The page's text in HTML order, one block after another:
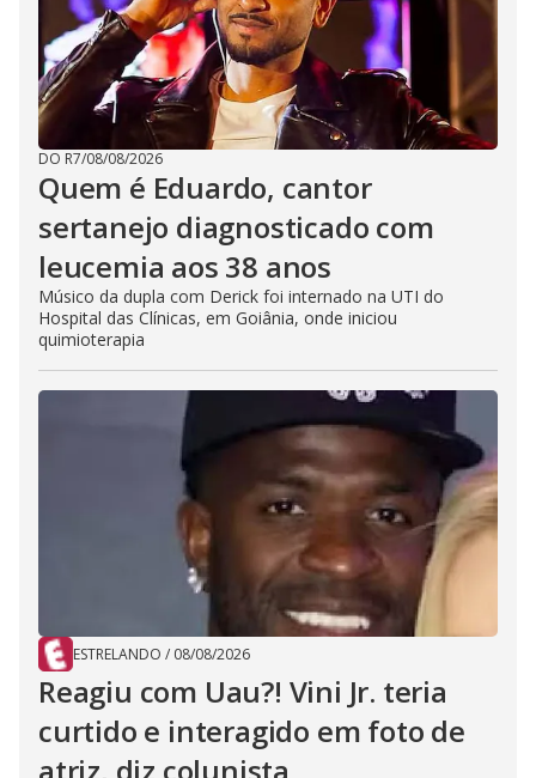
DO R7/08/08/2026
Quem é Eduardo, cantor
sertanejo diagnosticado com
leucemia aos 38 anos
Músico da dupla com Derick foi internado na UTI do
Hospital das Clínicas, em Goiânia, onde iniciou
quimioterapia
ESTRELANDO / 08/08/2026
Reagiu com Uau?! Vini Jr. teria
curtido e interagido em foto de